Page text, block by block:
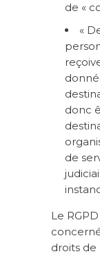
de «
«
donc
de
Le
droits de